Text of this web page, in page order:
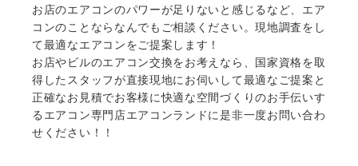
お店のエアコンのパワーが足りないと感じるなど、エア
コンのことならなんでもご相談ください。現地調査をし
て最適なエアコンをご提案します！
お店やビルのエアコン交換をお考えなら、国家資格を取
得したスタッフが直接現地にお伺いして最適なご提案と
正確なお見積でお客様に快適な空間づくりのお手伝いす
るエアコン専門店エアコンランドに是非一度お問い合わ
せください！！